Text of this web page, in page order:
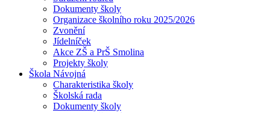
Dokumenty školy
Organizace školního roku 2025/2026
Zvonění
Jídelníček
Akce ZŠ a PrŠ Smolina
Projekty školy
Škola Návojná
Charakteristika školy
Školská rada
Dokumenty školy